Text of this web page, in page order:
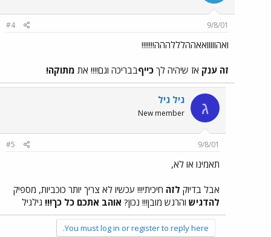
9/8/01
#4
ואהווווואאההלללההה!!!!!!!
זה ענק אז שיהיה לך כייףבבריכה וגם!!!! את מתוקה!
ג גיל גיל
New member
9/8/01
#5
תאמינו או לא,
אבל בדיוק לזה חיכיתי!!! עכשיו לא צריך יותר כוכביות, מספיק
להדגיש והרגש מובן!!! נכון? אוהב אתכם כל כך!!! גילגיל
You must log in or register to reply here.